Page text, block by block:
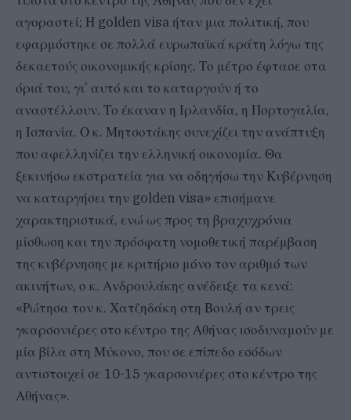
αγοραστεί; Η golden visa ήταν μια πολιτική, που
εφαρμόστηκε σε πολλά ευρωπαϊκά κράτη λόγω της
δεκαετούς οικονομικής κρίσης. Το μέτρο έφτασε στα
όριά του, γι’ αυτό και το καταργούν ή το
αναστέλλουν. Το έκαναν η Ιρλανδία, η Πορτογαλία,
η Ισπανία. Ο κ. Μητσοτάκης συνεχίζει την ανάπτυξη
που αφελληνίζει την ελληνική οικονομία. Θα
ξεκινήσω εκστρατεία για να οδηγήσω την Κυβέρνηση
να καταργήσει την golden visa» επισήμανε
χαρακτηριστικά, ενώ ως προς τη βραχυχρόνια
μίσθωση και την πρόσφατη νομοθετική παρέμβαση
της κυβέρνησης με κριτήριο μόνο τον αριθμό των
ακινήτων, ο κ. Ανδρουλάκης ανέδειξε τα κενά:
«Ρώτησα τον κ. Χατζηδάκη στη Βουλή αν τρεις
γκαρσονιέρες στο κέντρο της Αθήνας ισοδυναμούν με
μία βίλα στη Μύκονο, που σε επίπεδο εσόδων
αντιστοιχεί σε 10-15 γκαρσονιέρες στο κέντρο της
Αθήνας».